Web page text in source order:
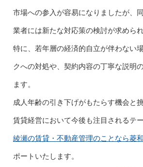
市場への参入が容易になりましたが、
業者には新たな対応策の検討が求められ
特に、若年層の経済的自立が伴わない
クへの対処や、契約内容の丁寧な説明
ます。
成人年齢の引き下げがもたらす機会と
賃貸経営において今後も注目されるテ
綾瀬の賃貸・不動産管理のことなら菱
ポートいたします。